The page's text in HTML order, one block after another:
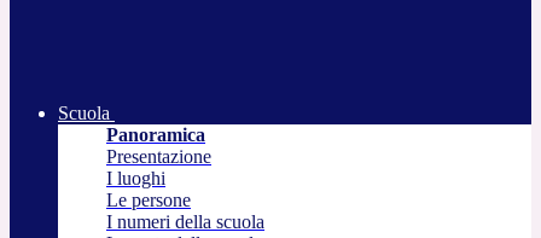
Scuola
Panoramica
Presentazione
I luoghi
Le persone
I numeri della scuola